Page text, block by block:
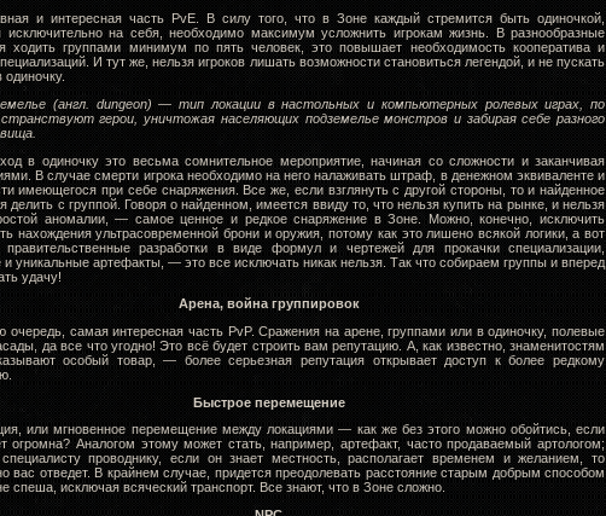
и интересная часть PvE. В силу того, что в Зоне каждый стремится быть одиночкой,
исключительно на себя, необходимо максимум усложнить игрокам жизнь. В разнообразные
ходить группами минимум по пять человек, это повышает необходимость кооператива и
И тут же, нельзя игроков лишать возможности становиться легендой, и не пускать
(англ. dungeon) — тип локации в настольных и компьютерных ролевых играх, по
герои, уничтожая населяющих подземелье монстров и забирая себе разного
в одиночку это весьма сомнительное мероприятие, начиная со сложности и заканчивая
В случае смерти игрока необходимо на него налаживать штраф, в денежном эквиваленте и
имеющегося при себе снаряжения. Все же, если взглянуть с другой стороны, то и найденное
делить с группой. Говоря о найденном, имеется ввиду то, что нельзя купить на рынке, и нельзя
аномалии, — самое ценное и редкое снаряжение в Зоне. Можно, конечно, исключить
нахождения ультрасовременной брони и оружия, потому как это лишено всякой логики, а вот
правительственные разработки в виде формул и чертежей для прокачки специализации,
уникальные артефакты, — это все исключать никак нельзя. Так что собираем группы и вперед
удачу!
Арена, война группировок
очередь, самая интересная часть PvP. Сражения на арене, группами или в одиночку, полевые
да все что угодно! Это всё будет строить вам репутацию. А, как известно, знаменитостям
особый товар, — более серьезная репутация открывает доступ к более редкому
Быстрое перемещение
или мгновенное перемещение между локациями — как же без этого можно обойтись, если
огромна? Аналогом этому может стать, например, артефакт, часто продаваемый артологом;
специалисту проводнику, если он знает местность, располагает временем и желанием, то
вас отведет. В крайнем случае, придется преодолевать расстояние старым добрым способом
спеша, исключая всяческий транспорт. Все знают, что в Зоне сложно.